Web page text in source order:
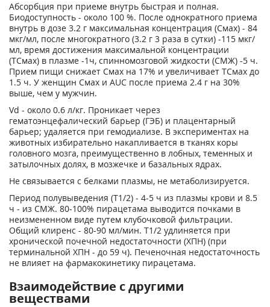
Абсорбция при приеме внутрь быстрая и полная.
Биодоступность - около 100 %. После однократного приема
внутрь в дозе 3.2 г максимальная концентрация (Смах) - 84
мкг/мл, после многократного (3.2 г 3 раза в сутки) -115 мкг/
мл, время достижения максимальной концентрации
(ТСмах) в плазме -1ч, спинномозговой жидкости (СМЖ) -5 ч.
Прием пищи снижает Смах на 17% и увеличивает ТСмах до
1.5 ч. У женщин Смах и AUC после приема 2.4 г на 30%
выше, чем у мужчин.
Vd - около 0.6 л/кг. Проникает через
гематоэнцефалический барьер (ГЭБ) и плацентарный
барьер; удаляется при гемодиализе. В экспериментах на
животных избирательно накапливается в тканях коры
головного мозга, преимущественно в лобных, теменных и
затылочных долях, в мозжечке и базальных ядрах.
Не связывается с белками плазмы, не метаболизируется.
Период полувыведения (Т1/2) - 4-5 ч из плазмы крови и 8.5
ч - из СМЖ. 80-100% пирацетама выводится почками в
неизмененном виде путем клубочковой фильтрации.
Общий клиренс - 80-90 мл/мин. Т1/2 удлиняется при
хронической почечной недостаточности (ХПН) (при
терминальной ХПН - до 59 ч). Печеночная недостаточность
не влияет на фармакокинетику пирацетама.
Взаимодействие с другими
веществами